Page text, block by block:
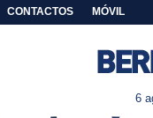
CONTACTOS MÓVIL
6